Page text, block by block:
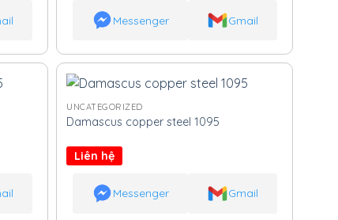
Messenger Gmail
UNCATEGORIZED
Damascus copper steel 1095
Liên hệ
Messenger Gmail